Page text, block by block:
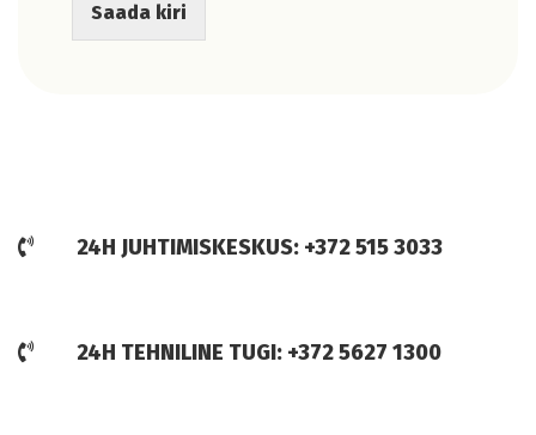
Saada kiri
24H JUHTIMISKESKUS: +372 515 3033
24H TEHNILINE TUGI: +372 5627 1300